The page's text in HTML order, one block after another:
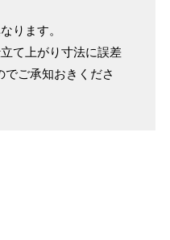
です。もともと鯨のひげ
で鯨尺と言います。
3.8cm １分＝約0.38cm
cm はおおよその長さとな
が出ない場合がございま
ります。
て上がり寸法に誤差
ご承知おきくださ